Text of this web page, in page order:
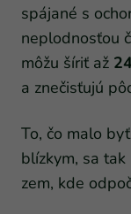
spájané s
neplodnosťou
môžu šíriť až
a znečisťujú
To, čo malo
blízkym, sa
zem, kde